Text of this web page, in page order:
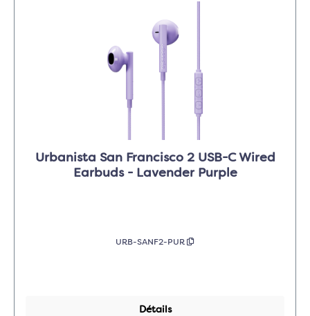
Urbanista San Francisco 2 USB-C Wired
Earbuds - Lavender Purple
URB-SANF2-PUR
Détails